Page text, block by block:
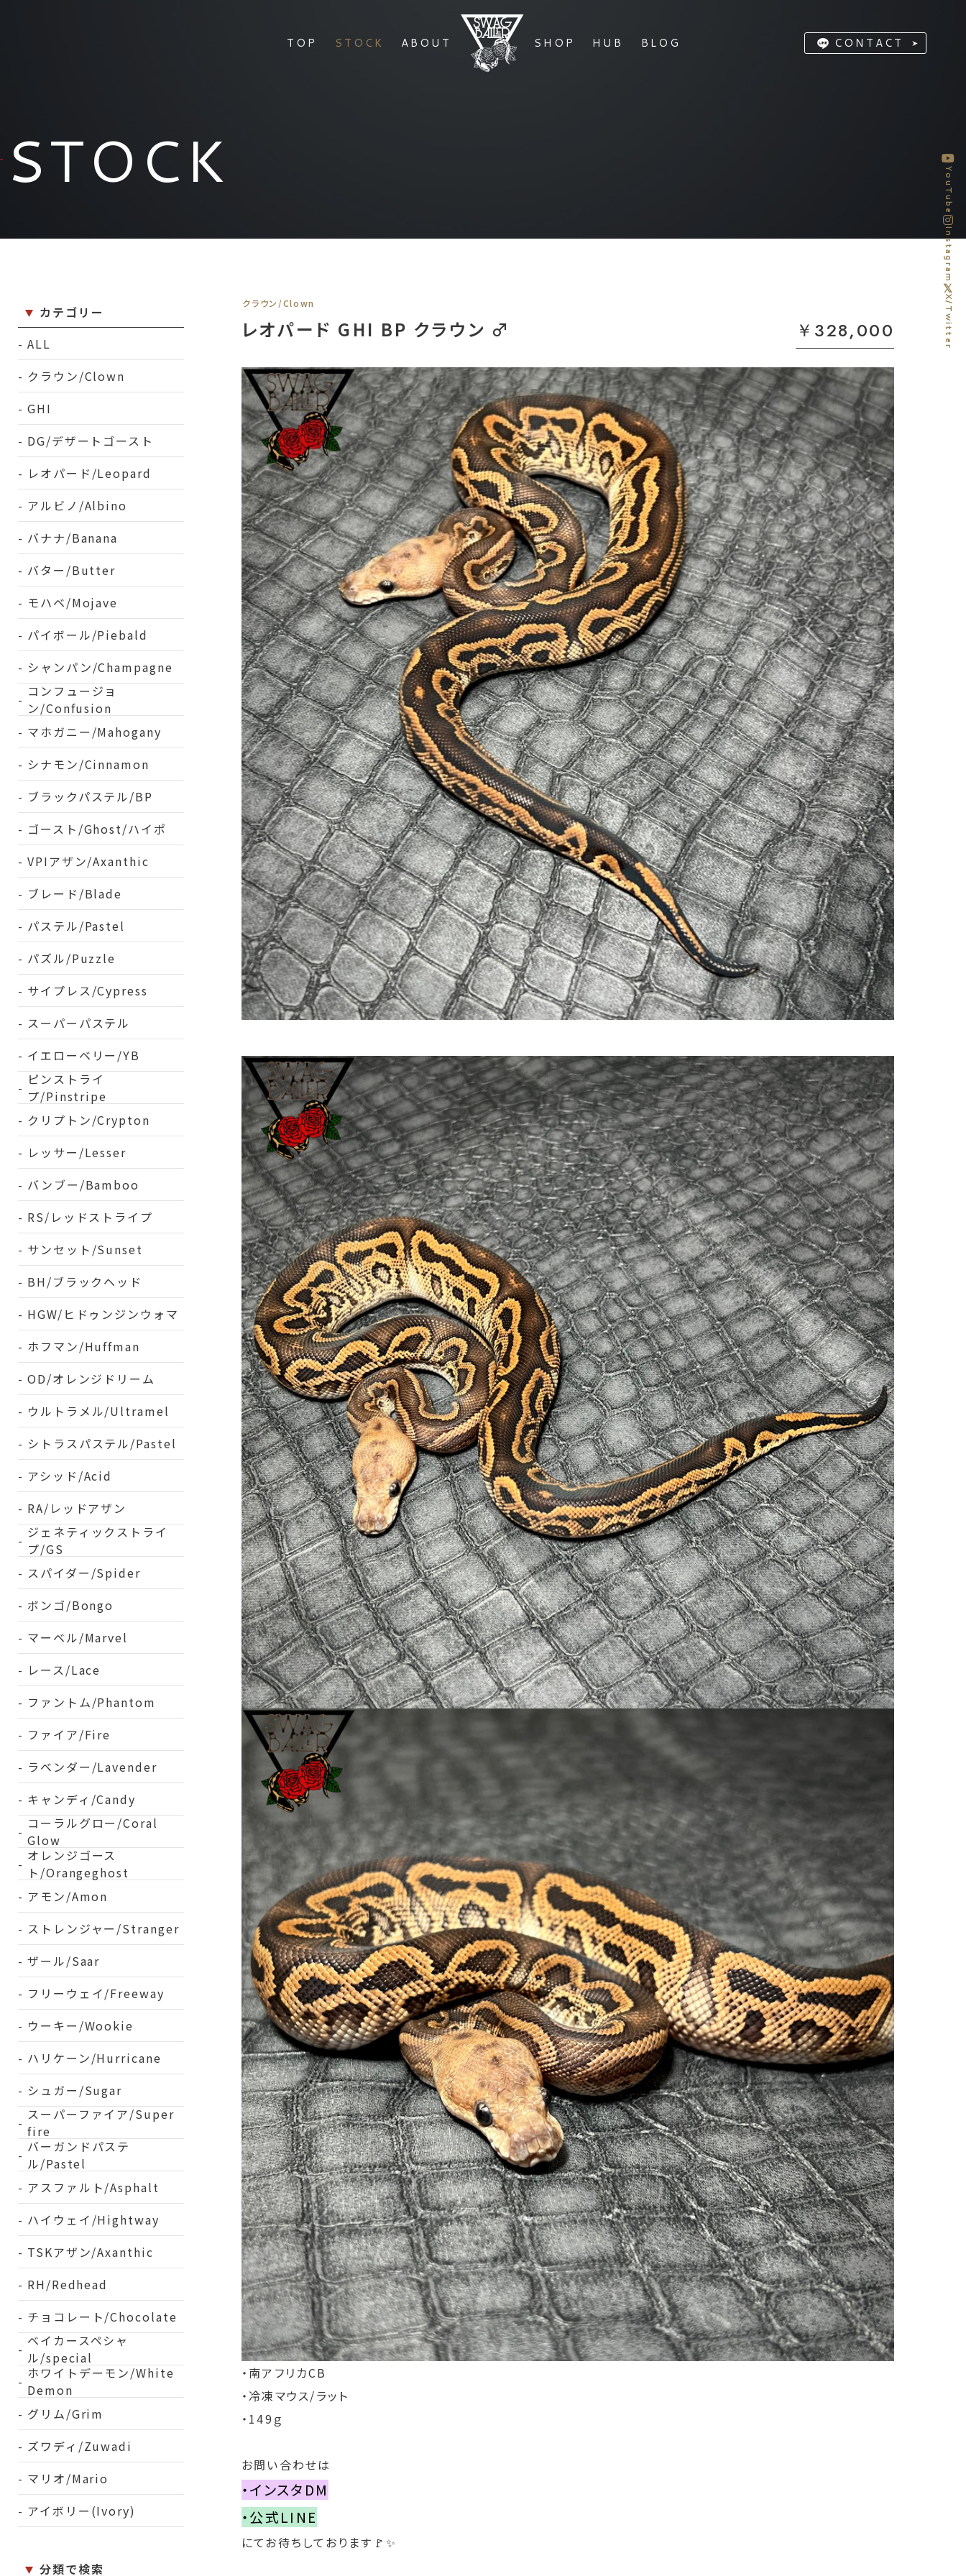
TOP STOCK ABOUT SHOP HUB BLOG CONTACT
STOCK
カテゴリー
ALL
クラウン/Clown
GHI
DG/デザートゴースト
レオパード/Leopard
アルビノ/Albino
バナナ/Banana
バター/Butter
モハベ/Mojave
パイボール/Piebald
シャンパン/Champagne
コンフュージョ
ン/Confusion
マホガニー/Mahogany
シナモン/Cinnamon
ブラックパステル/BP
ゴースト/Ghost/ハイポ
VPIアザン/Axanthic
ブレード/Blade
パステル/Pastel
パズル/Puzzle
サイプレス/Cypress
スーパーパステル
イエローベリー/YB
ピンストライ
プ/Pinstripe
クリプトン/Crypton
レッサー/Lesser
バンブー/Bamboo
RS/レッドストライプ
サンセット/Sunset
BH/ブラックヘッド
HGW/ヒドゥンジンウォマ
ホフマン/Huffman
OD/オレンジドリーム
ウルトラメル/Ultramel
シトラスパステル/Pastel
アシッド/Acid
RA/レッドアザン
ジェネティックストライ
プ/GS
スパイダー/Spider
ボンゴ/Bongo
マーベル/Marvel
レース/Lace
ファントム/Phantom
ファイア/Fire
ラベンダー/Lavender
キャンディ/Candy
コーラルグロー/Coral
Glow
オレンジゴース
ト/Orangeghost
アモン/Amon
ストレンジャー/Stranger
ザール/Saar
フリーウェイ/Freeway
ウーキー/Wookie
ハリケーン/Hurricane
シュガー/Sugar
スーパーファイア/Super
fire
バーガンドパステ
ル/Pastel
アスファルト/Asphalt
ハイウェイ/Hightway
TSKアザン/Axanthic
RH/Redhead
チョコレート/Chocolate
ベイカースペシャ
ル/special
ホワイトデーモン/White
Demon
グリム/Grim
ズワディ/Zuwadi
マリオ/Mario
アイボリー(Ivory)
分類で検索
クラウン/Clown
レオパード GHI BP クラウン ♂ ￥328,000
・南アフリカCB
・冷凍マウス/ラット
・149ｇ
お問い合わせは
・インスタDM
・公式LINE
にてお待ちしております🚩✨
YouTube
Instagram
X/Twitter